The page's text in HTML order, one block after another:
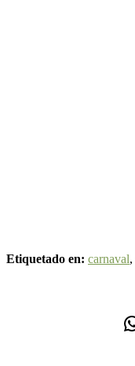
Etiquetado en: carnaval,